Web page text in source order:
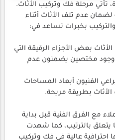
تأتي مرحلة فك وتركيب الأثاث.
عدم تلف الأثاث أثناء
بخبرات تساعد في:
بعض الأجزاء الرقيقة التي
ووجود مختصين يضمنون عدم
الفنيون أبعاد المساحات
الأثاث بطريقة مريحة.
مع الفرق الفنية قبل بداية
يتعلق بالترتيب، كما شهدت
احترافية عالية في فك وتركيب